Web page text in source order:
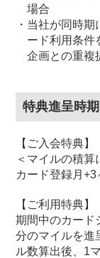
場合
・当社が同時
ード利用条件
企画との重複
特典進呈時期
【ご入会特典】
＜マイルの積算
カード登録月
【ご利用特典】
期間中のカード
分のマイルを進
ル数算出後、1